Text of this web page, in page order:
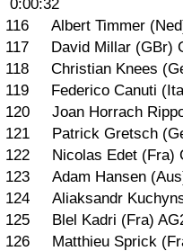
0:00:32
116 Albert Timmer
117 David Millar (GBr)
118 Christian Knees
119 Federico Canuti
120 Joan Horrach
121 Patrick Gretsch
122 Nicolas Edet (Fra)
123 Adam Hansen
124 Aliaksandr
125 Blel Kadri (Fra)
126 Matthieu Sprick